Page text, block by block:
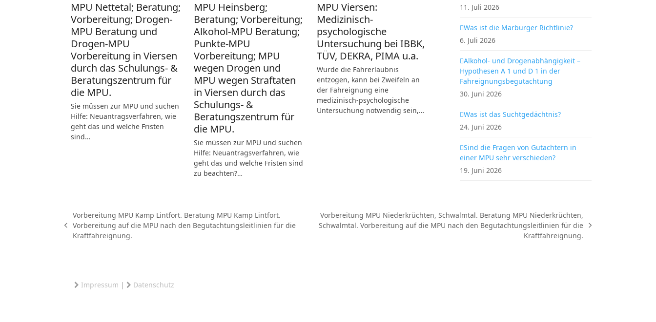
MPU Nettetal; Beratung;
Vorbereitung; Drogen-
MPU Beratung und
Drogen-MPU
Vorbereitung in Viersen
durch das Schulungs- &
Beratungszentrum für
die MPU.
Sie müssen zur MPU und suchen
Hilfe: Neuantragsverfahren, wie
geht das und welche Fristen
sind…
MPU Heinsberg;
Beratung; Vorbereitung;
Alkohol-MPU Beratung;
Punkte-MPU
Vorbereitung; MPU
wegen Drogen und
MPU wegen Straftaten
in Viersen durch das
Schulungs- &
Beratungszentrum für
die MPU.
Sie müssen zur MPU und suchen
Hilfe: Neuantragsverfahren, wie
geht das und welche Fristen sind
zu beachten?…
MPU Viersen:
Medizinisch-
psychologische
Untersuchung bei IBBK,
TÜV, DEKRA, PIMA u.a.
Wurde die Fahrerlaubnis
entzogen, kann bei Zweifeln an
der Fahreignung eine
medizinisch-psychologische
Untersuchung notwendig sein,…
11. Juli 2026
Was ist die Marburger Richtlinie?
6. Juli 2026
Alkohol- und Drogenabhängigkeit –
Hypothesen A 1 und D 1 in der
Fahreignungsbegutachtung
30. Juni 2026
Was ist das Suchtgedächtnis?
24. Juni 2026
Sind die Fragen von Gutachtern in
einer MPU sehr verschieden?
19. Juni 2026
vorheriger
Beitrag:
Vorbereitung MPU Kamp Lintfort. Beratung MPU Kamp Lintfort.
Vorbereitung auf die MPU nach den Begutachtungsleitlinien für die
Kraftfahreignung.
Nächster
Vorbereitung MPU Niederkrüchten, Schwalmtal. Beratung MPU Niederkrüchten,
Schwalmtal. Vorbereitung auf die MPU nach den Begutachtungsleitlinien für die
Kraftfahreignung.
Impressum | Datenschutz